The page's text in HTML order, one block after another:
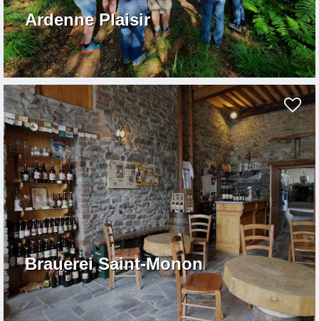
Ardenne Plaisir
Brauerei Saint-Monon